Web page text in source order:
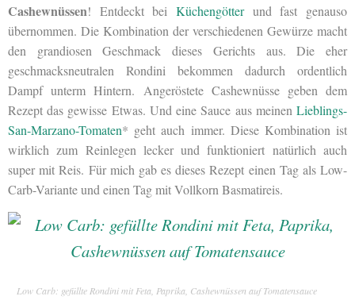
Cashewnüssen! Entdeckt bei Küchengötterund fast genauso
übernommen. Die Kombination der verschiedenen Gewürze macht
den grandiosen Geschmack dieses Gerichts aus. Die eher
geschmacksneutralen Rondini bekommen dadurch ordentlich
Dampf unterm Hintern. Angeröstete Cashewnüsse geben dem
Rezept das gewisse Etwas. Und eine Sauce aus meinen Lieblings-
San-Marzano-Tomaten* geht auch immer. Diese Kombination ist
wirklich zum Reinlegen lecker und funktioniert natürlich auch
super mit Reis. Für mich gab es dieses Rezept einen Tag als Low-
Carb-Variante und einen Tag mit Vollkorn Basmatireis.
Low Carb: gefüllte Rondini mit Feta, Paprika, Cashewnüssen auf Tomatensauce